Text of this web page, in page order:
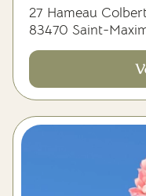
27 Hameau
83470 Saint-